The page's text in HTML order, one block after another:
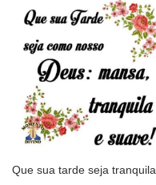
Que sua tarde seja tranquila